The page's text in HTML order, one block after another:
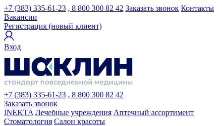
+7 (383) 335-61-23 , 8 800 300 82 42 Заказать звонок Контакты
Вакансии
Регистрация (новый клиент)
Вход
+7 (383) 335-61-23 , 8 800 300 82 42
Заказать звонок
INEKTA Лечебные учреждения Аптечный ассортимент
Стоматология Салон красоты